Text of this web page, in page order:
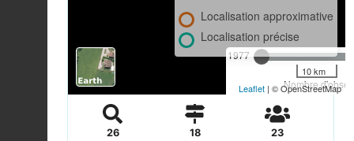
1977
Nombre
Localisation approximative
Localisation précise
10 km
Leaflet | © OpenStreetMap
26 18 23